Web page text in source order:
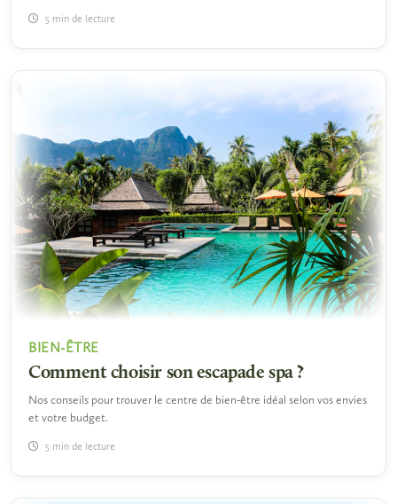
5 min de lecture
BIEN-ÊTRE
Comment choisir son escapade spa ?
Nos conseils pour trouver le centre de bien-être idéal selon vos envies
et votre budget.
5 min de lecture